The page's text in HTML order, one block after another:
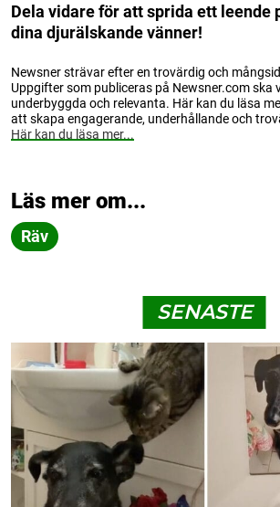
Dela vidare för att sprida ett leende
dina djurälskande vänner!
Newsner strävar efter en trovärdig och
Uppgifter som publiceras på Newsner.com ska
underbyggda och relevanta. Här kan du läsa
att skapa engagerande, underhållande och
Här kan du läsa mer...
Läs mer om...
Räv
SENASTE